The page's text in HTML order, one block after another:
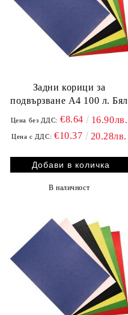
Задни корици за
подвързване A4 100 л. Бял
Цена без ДДС: €8.64 16.90лв.
Цена с ДДС: €10.37 20.28лв.
В наличност